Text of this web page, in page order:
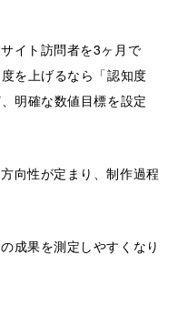
イト訪問者を3ヶ月で
を上げるなら「認知度
明確な数値目標を設定
向性が定まり、制作過程
成果を測定しやすくなり